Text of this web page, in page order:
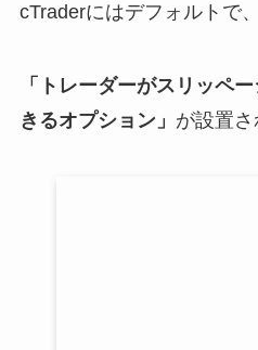
cTraderにはデフォルトで、
「トレーダーがスリッペ
きるオプション」 が設置さ